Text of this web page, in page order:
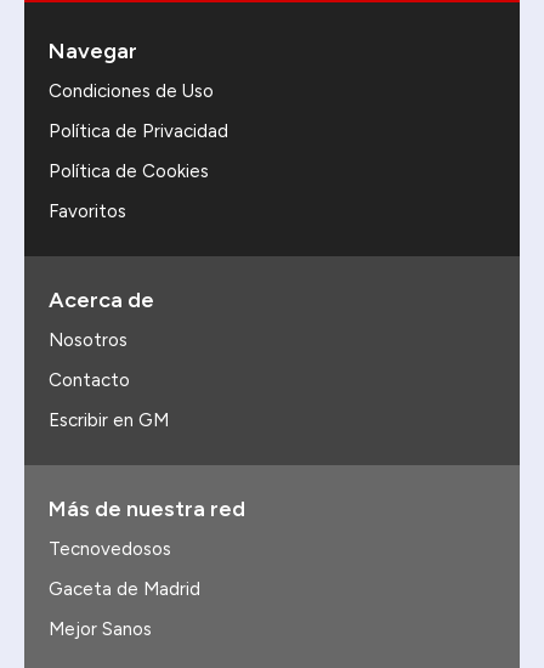
Navegar
Condiciones de Uso
Política de Privacidad
Política de Cookies
Favoritos
Acerca de
Nosotros
Contacto
Escribir en GM
Más de nuestra red
Tecnovedosos
Gaceta de Madrid
Mejor Sanos